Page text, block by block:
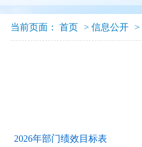
当前页面： 首页 > 信息公开 >
2026年部门绩效目标表